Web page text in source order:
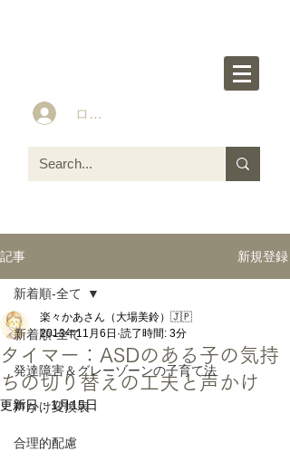
ログイン
記事 新規登録
新着順-全て
発達障害＆グレーゾーンの子育て法
声かけ変換表
合理的配慮
新着順-全て
タイマー：ASDのある子の気持
ちの切り替えの工夫と声かけ
楽々かあさん（大場美鈴）🇯🇵
2013年11月6日 読了時間: 3分
更新日：1月15日